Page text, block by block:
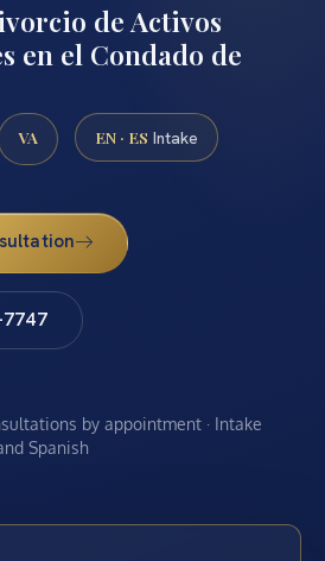
de Activos
en el Condado de
VA EN · ES Intake
by appointment · Intake
Spanish